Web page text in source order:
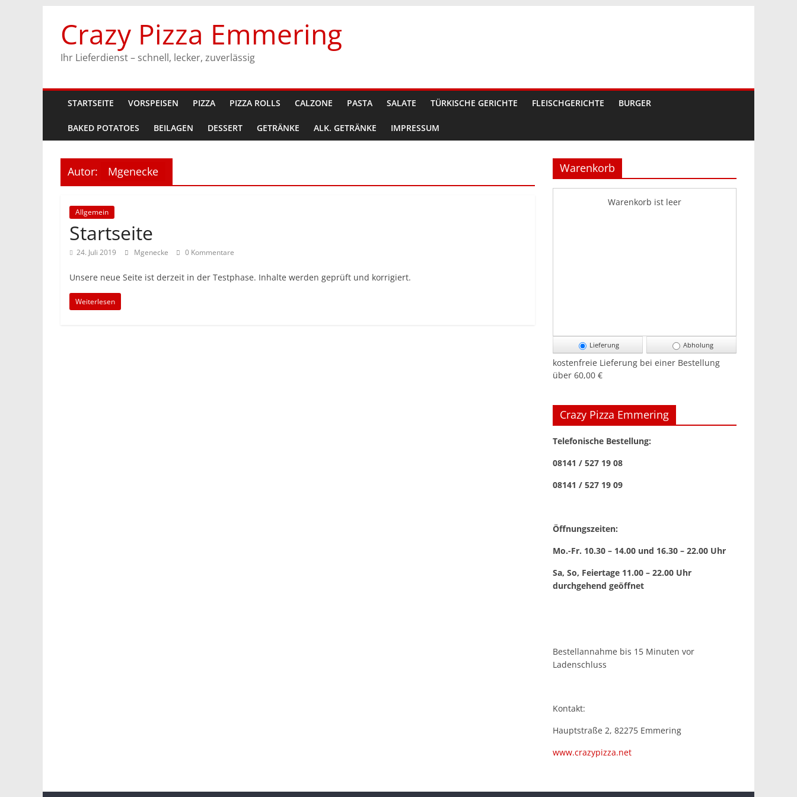
Inhalt
springen
Crazy Pizza Emmering
Ihr Lieferdienst – schnell, lecker, zuverlässig
STARTSEITE VORSPEISEN PIZZA PIZZA ROLLS CALZONE PASTA SALATE TÜRKISCHE GERICHTE FLEISCHGERICHTE BURGER
BAKED POTATOES BEILAGEN DESSERT GETRÄNKE ALK. GETRÄNKE IMPRESSUM
Autor: Mgenecke
Allgemein
Startseite
24. Juli 2019 Mgenecke 0 Kommentare
Unsere neue Seite ist derzeit in der Testphase. Inhalte werden geprüft und korrigiert.
Weiterlesen
Warenkorb
Warenkorb ist leer
Lieferung Abholung
kostenfreie Lieferung bei einer Bestellung
über 60,00 €
Crazy Pizza Emmering
Telefonische Bestellung:
08141 / 527 19 08
08141 / 527 19 09
Öffnungszeiten:
Mo.-Fr. 10.30 – 14.00 und 16.30 – 22.00 Uhr
Sa, So, Feiertage 11.00 – 22.00 Uhr
durchgehend geöffnet
Bestellannahme bis 15 Minuten vor
Ladenschluss
Kontakt:
Hauptstraße 2, 82275 Emmering
www.crazypizza.net